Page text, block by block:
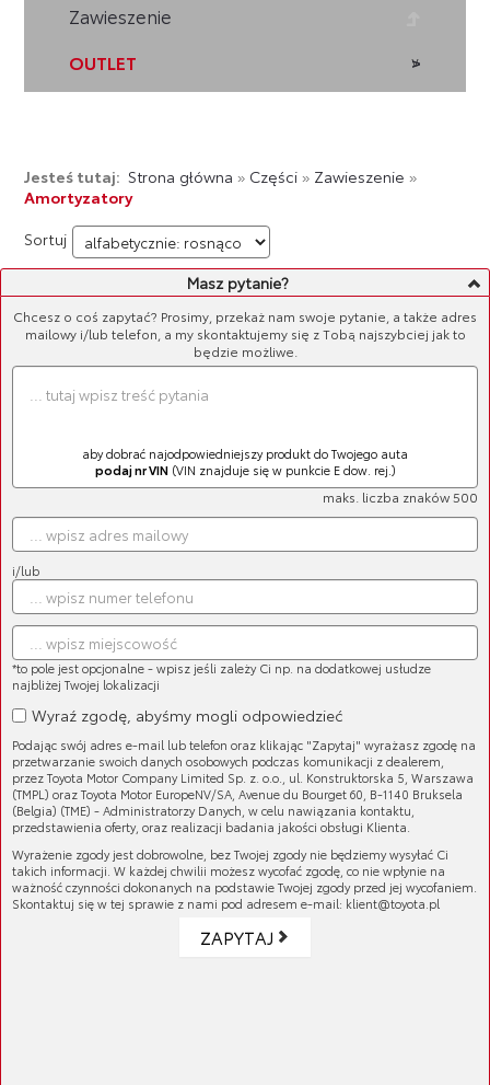
Zawieszenie
OUTLET
Jesteś tutaj: Strona główna » Części» Zawieszenie »
Amortyzatory
Sortuj
LISTA PRODUKTÓW
1 2 »
Cena brutto:581,93 zł
Cena netto:473,11 zł
Amortyzator
Cena brutto:517,74 zł
Cena netto:420,93 zł
Masz pytanie?
Chcesz o coś zapytać? Prosimy, przekaż nam swoje pytanie, a także adres
mailowy i/lub telefon, a my skontaktujemy się z Tobą najszybciej jak to
będzie możliwe.
maks. liczba znaków 500
aby dobrać najodpowiedniejszy produkt do Twojego auta
podaj nr VIN(VIN znajduje się w punkcie E dow. rej.)
i/lub
*to pole jest opcjonalne - wpisz jeśli zależy Ci np. na dodatkowej usłudze
najbliżej Twojej lokalizacji
Wyraź zgodę, abyśmy mogli odpowiedzieć
Podając swój adres e-mail lub telefon oraz klikając "Zapytaj" wyrażasz zgodę na
przetwarzanie swoich danych osobowych podczas komunikacji z dealerem,
przez Toyota Motor Company Limited Sp. z. o.o., ul. Konstruktorska 5, Warszawa
(TMPL) oraz Toyota Motor EuropeNV/SA, Avenue du Bourget 60, B-1140 Bruksela
(Belgia) (TME) - Administratorzy Danych, w celu nawiązania kontaktu,
przedstawienia oferty, oraz realizacji badania jakości obsługi Klienta.
Wyrażenie zgody jest dobrowolne, bez Twojej zgody nie będziemy wysyłać Ci
takich informacji. W każdej chwilii możesz wycofać zgodę, co nie wpłynie na
ważność czynności dokonanych na podstawie Twojej zgody przed jej wycofaniem.
Skontaktuj się w tej sprawie z nami pod adresem e-mail: klient@toyota.pl
ZAPYTAJ